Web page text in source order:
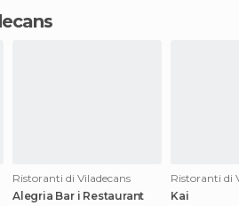
Ristoranti di Viladecans
Alegria Bar i Restaurant
Ristoranti di
Kai